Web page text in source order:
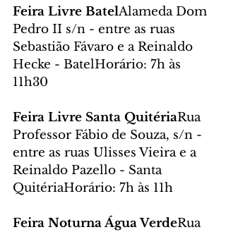
Feira Livre BatelAlameda Dom
Pedro II s/n - entre as ruas
Sebastião Fávaro e a Reinaldo
Hecke - BatelHorário: 7h às
11h30
Feira Livre Santa QuitériaRua
Professor Fábio de Souza, s/n -
entre as ruas Ulisses Vieira e a
Reinaldo Pazello - Santa
QuitériaHorário: 7h às 11h
Feira Noturna Água VerdeRua